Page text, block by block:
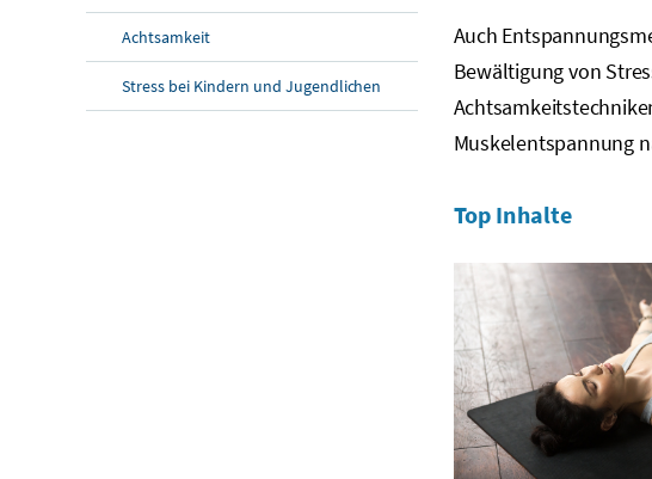
Achtsamkeit
Stress bei Kindern und Jugendlichen
Auch
Bewältigung von
Muskelentspannung
Top Inhalte